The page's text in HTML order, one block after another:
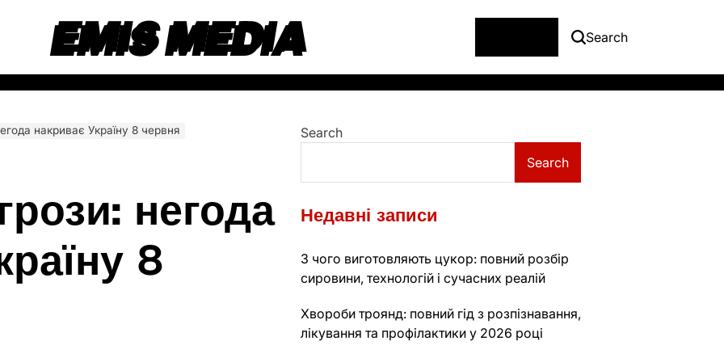
EMIS MEDIA Search
накриває Україну 8 червня
негода
8
Search
Search
Недавні записи
З чого виготовляють цукор: повний розбір
сировини, технологій і сучасних реалій
Хвороби троянд: повний гід з розпізнавання,
лікування та профілактики у 2026 році